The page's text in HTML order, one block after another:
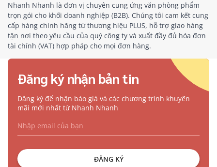
Nhanh Nhanh là đơn vị chuyên cung ứng văn phòng phẩm
trọn gói cho khối doanh nghiệp (B2B). Chúng tôi cam kết cung
cấp hàng chính hãng từ thương hiệu PLUS, hỗ trợ giao hàng
tận nơi theo yêu cầu của quý công ty và xuất đầy đủ hóa đơn
tài chính (VAT) hợp pháp cho mọi đơn hàng.
Đăng ký nhận bản tin
Đăng ký để nhận báo giá và các chương trình khuyến
mãi mới nhất từ Nhanh Nhanh
ĐĂNG KÝ